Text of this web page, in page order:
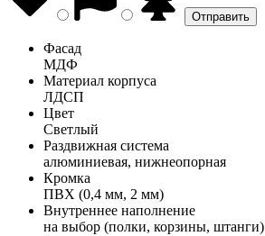
Фасад
МДФ
Материал корпуса
ЛДСП
Цвет
Светлый
Раздвижная система
алюминиевая, нижнеопорная
Кромка
ПВХ (0,4 мм, 2 мм)
Внутреннее наполнение
на выбор (полки, корзины, штанги)